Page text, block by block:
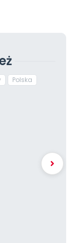
Polska